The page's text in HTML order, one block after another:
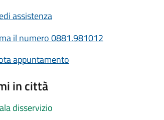
assistenza
il numero 0881.981012
appuntamento
in città
disservizio